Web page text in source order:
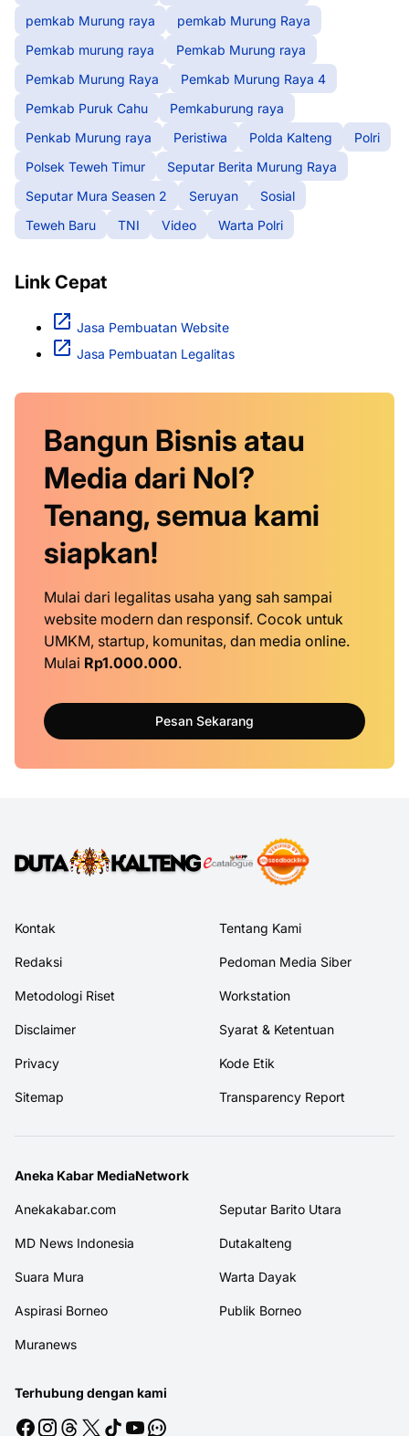
pemkab Murung raya
pemkab Murung Raya
Pemkab murung raya
Pemkab Murung raya
Pemkab Murung Raya
Pemkab Murung Raya 4
Pemkab Puruk Cahu
Pemkaburung raya
Penkab Murung raya
Peristiwa Polda Kalteng
Polri
Polsek Teweh Timur
Seputar Berita Murung Raya
Seputar Mura Seasen 2
Seruyan
Sosial
Teweh Baru
TNI Video Warta Polri
Link Cepat
Jasa Pembuatan Website
Jasa Pembuatan Legalitas
Bangun Bisnis atau
Media dari Nol?
Tenang, semua kami
siapkan!
Mulai dari legalitas usaha yang sah sampai
website modern dan responsif. Cocok untuk
UMKM, startup, komunitas, dan media online.
Mulai Rp1.000.000.
Pesan Sekarang
Kontak Tentang Kami
Redaksi Pedoman Media Siber
Metodologi Riset Workstation
Disclaimer Syarat & Ketentuan
Privacy Kode Etik
Sitemap Transparency Report
Aneka Kabar MediaNetwork
Anekakabar.com Seputar Barito Utara
MD News Indonesia Dutakalteng
Suara Mura Warta Dayak
Aspirasi Borneo Publik Borneo
Muranews
Terhubung dengan kami